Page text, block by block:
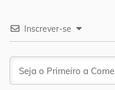
Inscrever-se